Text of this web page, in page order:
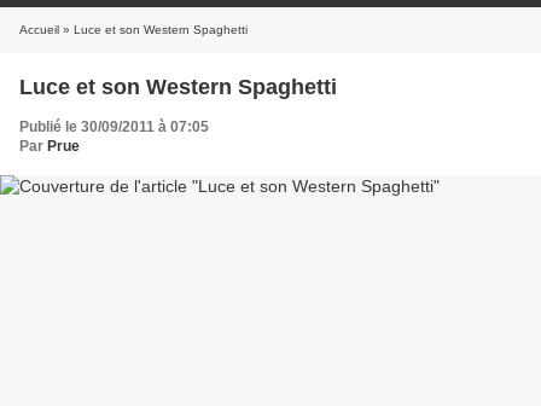
Accueil » Luce et son Western Spaghetti
Luce et son Western Spaghetti
Publié le 30/09/2011 à 07:05
Par Prue